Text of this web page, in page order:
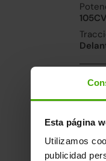
Esta página
Utilizamos
publicidad
105CV